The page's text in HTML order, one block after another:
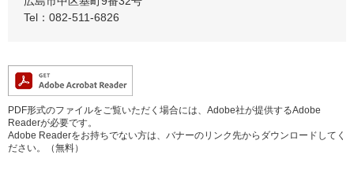
Tel：082-511-6826
PDF形式のファイルをご覧いただく場合には、Adobe社が提供するAdobe
Readerが必要です。
Adobe Readerをお持ちでない方は、バナーのリンク先からダウンロードしてく
ださい。（無料）